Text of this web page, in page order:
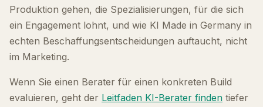
Produktion gehen, die Spezialisierungen, für die sich
ein Engagement lohnt, und wie KI Made in Germany in
echten Beschaffungsentscheidungen auftaucht, nicht
im Marketing.
Wenn Sie einen Berater für einen konkreten Build
evaluieren, geht der Leitfaden KI-Berater finden tiefer